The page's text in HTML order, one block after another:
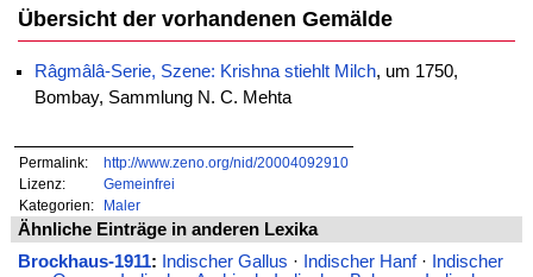
Übersicht der vorhandenen Gemälde
Râgmâlâ-Serie, Szene: Krishna stiehlt Milch, um 1750,
Bombay, Sammlung N. C. Mehta
Permalink:
http://www.zeno.org/nid/20004092910
Lizenz:
Gemeinfrei
Kategorien:
Maler
Ähnliche Einträge in anderen Lexika
Brockhaus-1911: Indischer Gallus · Indischer Hanf·
Indischer